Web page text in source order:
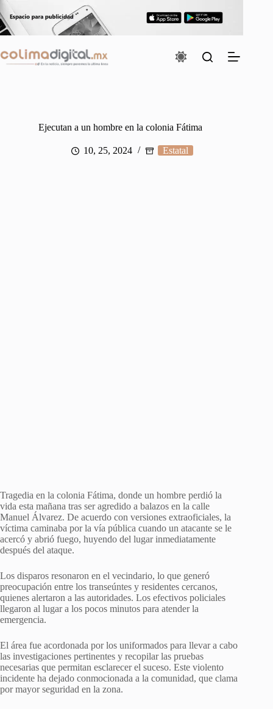
Saltar
al
contenido
Ejecutan a un hombre en la colonia Fátima
10, 25, 2024 Estatal
Tragedia en la colonia Fátima, donde un hombre perdió la
vida esta mañana tras ser agredido a balazos en la calle
Manuel Álvarez. De acuerdo con versiones extraoficiales, la
víctima caminaba por la vía pública cuando un atacante se le
acercó y abrió fuego, huyendo del lugar inmediatamente
después del ataque.
Los disparos resonaron en el vecindario, lo que generó
preocupación entre los transeúntes y residentes cercanos,
quienes alertaron a las autoridades. Los efectivos policiales
llegaron al lugar a los pocos minutos para atender la
emergencia.
El área fue acordonada por los uniformados para llevar a cabo
las investigaciones pertinentes y recopilar las pruebas
necesarias que permitan esclarecer el suceso. Este violento
incidente ha dejado conmocionada a la comunidad, que clama
por mayor seguridad en la zona.